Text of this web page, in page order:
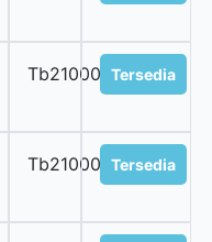
Tb2100030Kbing
Tersedia
Tb2100031Kbing
Tersedia